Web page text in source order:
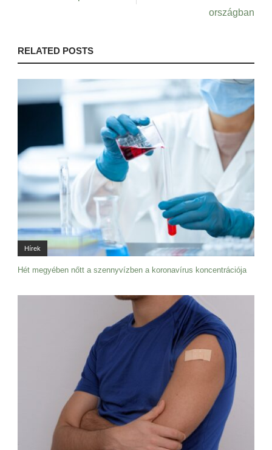
országban
RELATED POSTS
Hírek
Hét megyében nőtt a szennyvízben a koronavírus koncentrációja